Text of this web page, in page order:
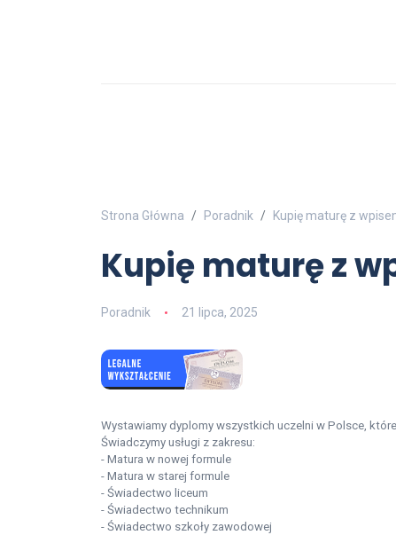
Strona Główna Poradnik Kupię maturę z
Kupię maturę z
Poradnik 21 lipca, 2025
Wystawiamy dyplomy wszystkich uczelni w Polsce,
Świadczymy usługi z zakresu:
- Matura w nowej formule
- Matura w starej formule
- Świadectwo liceum
- Świadectwo technikum
- Świadectwo szkoły zawodowej